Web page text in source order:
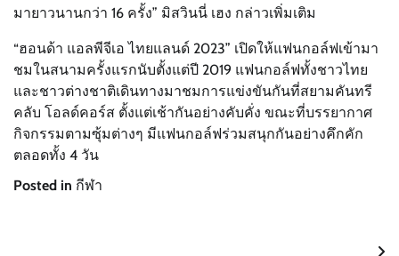
มายาวนานกว่า 16 ครั้ง” มิสวินนี่ เฮง กล่าวเพิ่มเติม
“ฮอนด้า แอลพีจีเอ ไทยแลนด์ 2023” เปิดให้แฟนกอล์ฟเข้ามา
ชมในสนามครั้งแรกนับตั้งแต่ปี 2019 แฟนกอล์ฟทั้งชาวไทย
และชาวต่างชาติเดินทางมาชมการแข่งขันกันที่สยามคันทรี
คลับ โอลด์คอร์ส ตั้งแต่เช้ากันอย่างคับคั่ง ขณะที่บรรยากาศ
กิจกรรมตามซุ้มต่างๆ มีแฟนกอล์ฟร่วมสนุกกันอย่างคึกคัก
ตลอดทั้ง 4 วัน
Posted in กีฬา